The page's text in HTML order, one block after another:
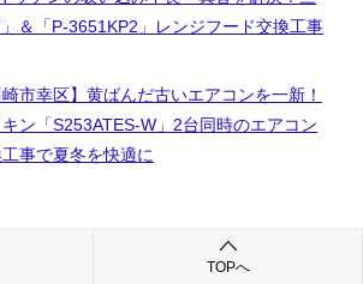
！三菱電機「V-36K7」＆「P-
市幸区】黄ばんだ古いエアコンを一新！
ン「S253ATES-W」2台同時のエアコン
事で夏冬を快適に
TOPへ